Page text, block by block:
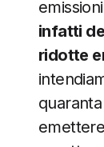
infatti
ridotte